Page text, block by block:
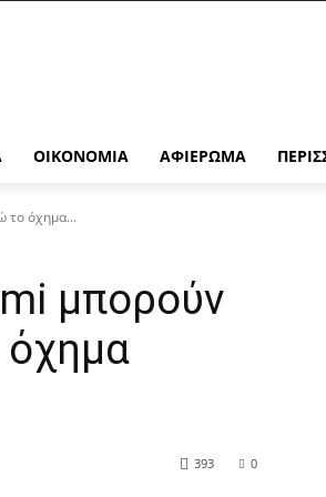
ΟΙΚΟΝΟΜΊΑ ΑΦΙΈΡΩΜΑ
το όχημα...
μπορούν
όχημα
0
393